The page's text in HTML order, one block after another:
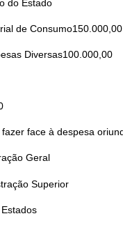
do Estado
de Consumo150.000,00
Diversas100.000,00
face à despesa
Geral
Superior